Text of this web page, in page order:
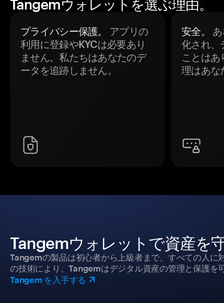
Tangemウォレットを選ぶ理由。
プライバシー保護。
アプリの
利用に登録やKYCは必要あり
ません。私たちはあなたのデ
ータを追跡しません。
安全。
化され、
ことはあ
理はあな
Tangemウォレットで資産を
Tangemの製品は初心者から上級者まで、すべての人に
の技術により、Tangemはデジタル資産の管理と保護を
Tangem を入手する